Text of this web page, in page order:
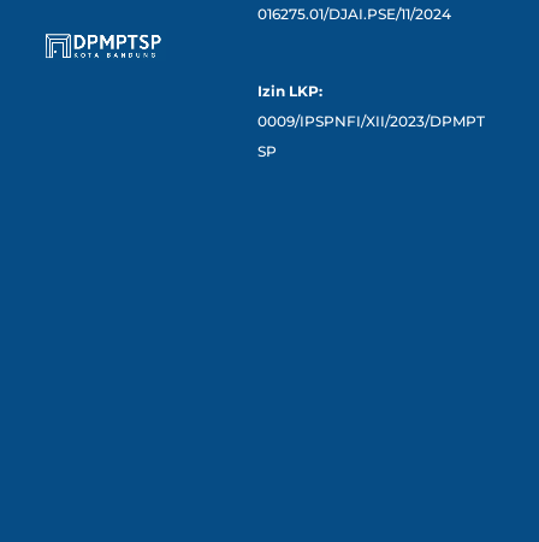
016275.01/DJAI.PSE/11/2024
Izin LKP:
0009/IPSPNFI/XII/2023/DPMPT
SP